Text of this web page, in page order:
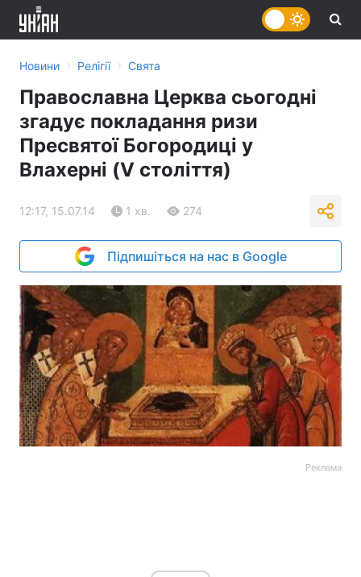
Новини › Релігії › Свята
Православна Церква сьогодні
згадує покладання ризи
Пресвятої Богородиці у
Влахерні (V століття)
12:17, 15.07.14 1 хв. 274
Підпишіться на нас в Google
Реклама